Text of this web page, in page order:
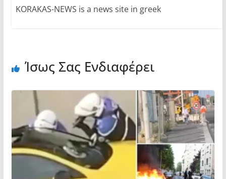
KORAKAS-NEWS is a news site in greek
Ίσως Σας Ενδιαφέρει